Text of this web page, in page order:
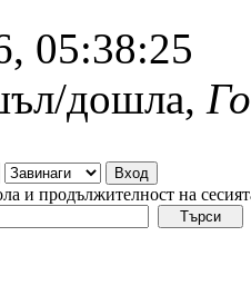
05:38:25
дошла,
и продължителност на